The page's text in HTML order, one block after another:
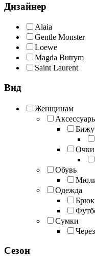
Дизайнер
Alaia
Gentle Monster
Loewe
Magda Butrym
Saint Laurent
Вид
Женщинам
Очки
Обувь
Одежда
Сумки
Сезон